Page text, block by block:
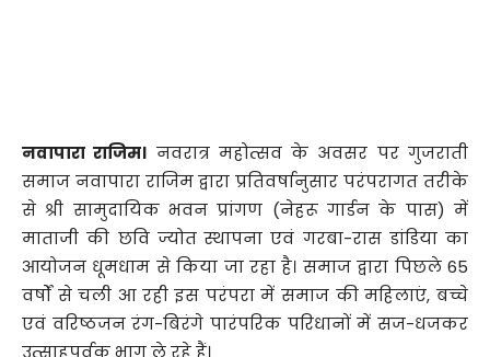
नवापारा राजिम। नवरात्र महोत्सव के अवसर पर गुजराती
समाज नवापारा राजिम द्वारा प्रतिवर्षानुसार परंपरागत तरीके
से श्री सामुदायिक भवन प्रांगण (नेहरू गार्डन के पास) में
माताजी की छवि ज्योत स्थापना एवं गरबा-रास डांडिया का
आयोजन धूमधाम से किया जा रहा है। समाज द्वारा पिछले 65
वर्षों से चली आ रही इस परंपरा में समाज की महिलाएं, बच्चे
एवं वरिष्ठजन रंग-बिरंगे पारंपरिक परिधानों में सज-धजकर
उत्साहपूर्वक भाग ले रहे हैं।